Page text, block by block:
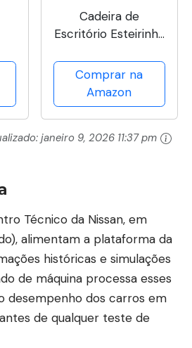
Cadeira de
Escritório Esteirinha
Cromada com
Rodinha Fortt Salta
Marrom - CEF04-P
Comprar na
Amazon
janeiro 9, 2026 11:37 pm
Técnico da Nissan, em
alimentam a plataforma da
históricas e simulações
de máquina processa esses
desempenho dos carros em
de qualquer teste de